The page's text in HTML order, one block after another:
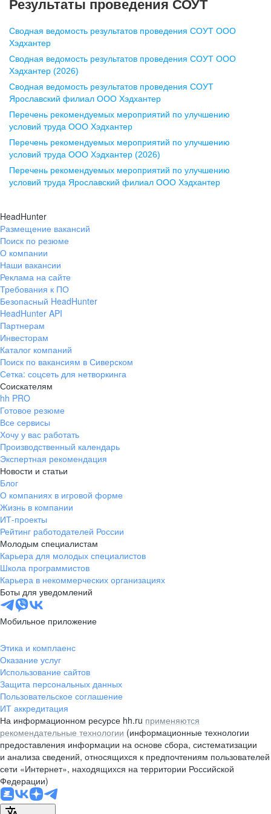
pr@nn.hh.ru
Воронеж
ул. Комиссаржевской, д. 10,
офис 1212
+7 473 280-05-05
pr@vrn.hh.ru
ул. Спартаковская, д. 2А, этаж 3,
помещение 15
+7 843 212-12-50
Екатеринбург
ул. Боевых Дружин, стр. 20,
+7 343 226-79-99
pr@ural.hh.ru
ул. Янковского, д. 169, 7 этаж,
706 каб.
+7 861 205-55-57
pr@krd.hh.ru
Владивосток
пер. Ланинский д. 4, офис 3.4
+7 423 202-33-28
pr@dv.hh.ru
Новосибирск
ул. Большевистская, д. 35,
помещение 21
+7 383 207-94-64
pr@nsk.hh.ru
Минск
пр-т Дзержинского, д. 57,
10 этаж, помещение 45-1
pr@rabota.by
Алматы
пр. Абая, д. 151, БЦ Алатау,
12 этаж, офис 1209
+7 727 232-13-13
pr@headhunter.com.kz
Результаты проведения СОУТ
Сводная ведомость результатов проведения СОУТ ООО
Хэдхантер
Сводная ведомость результатов проведения СОУТ ООО
Хэдхантер (2026)
Сводная ведомость результатов проведения СОУТ
Ярославский филиал ООО Хэдхантер
Перечень рекомендуемых мероприятий по улучшению
условий труда ООО Хэдхантер
Перечень рекомендуемых мероприятий по улучшению
условий труда ООО Хэдхантер (2026)
Перечень рекомендуемых мероприятий по улучшению
условий труда Ярославский филиал ООО Хэдхантер
HeadHunter
Размещение вакансий
Поиск по резюме
О компании
Наши вакансии
Реклама на сайте
Требования к ПО
Безопасный HeadHunter
HeadHunter API
Партнерам
Инвесторам
Каталог компаний
Поиск по вакансиям в Сиверском
Сетка: соцсеть для нетворкинга
Соискателям
hh PRO
Готовое резюме
Все сервисы
Хочу у вас работать
Производственный календарь
Экспертная рекомендация
Новости и статьи
Блог
О компаниях в игровой форме
Жизнь в компании
ИТ-проекты
Рейтинг работодателей России
Молодым специалистам
Карьера для молодых специалистов
Школа программистов
Карьера в некоммерческих организациях
Боты для уведомлений
Мобильное приложение
Этика и комплаенс
Оказание услуг
Использование сайтов
Защита персональных данных
Пользовательское соглашение
ИТ аккредитация
На информационном ресурсе hh.ru применяются
рекомендательные технологии (информационные технологии
предоставления информации на основе сбора, систематизации
и анализа сведений, относящихся к предпочтениям пользователей
сети «Интернет», находящихся на территории Российской
Федерации)